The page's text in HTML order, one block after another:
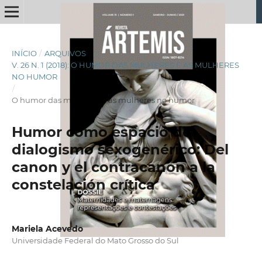
INÍCIO / ARQUIVOS
V. 26 N. 1 (2018): O HUMOR DAS MULHERES E AS MULHERES
NO HUMOR
/
O humor das mulheres e as mulheres no humor
Humor como espacio de
dialogismo sexogenérico: Del
canon y el contracanon a la
constelación crítica
Mariela Acevedo
Universidade Federal do Mato Grosso do Sul